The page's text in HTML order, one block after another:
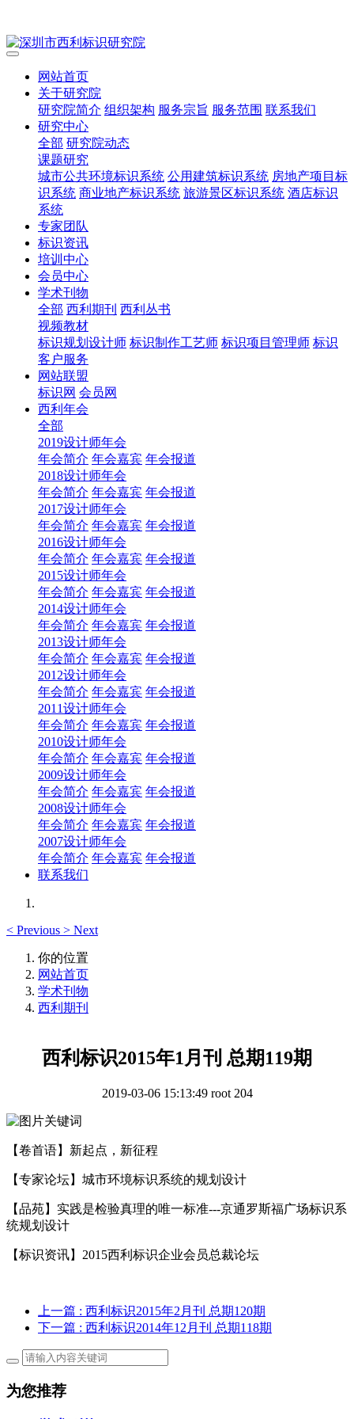
网站首页
关于研究院
研究院简介 组织架构 服务宗旨 服务范围 联系我们
研究中心
全部 研究院动态
课题研究
城市公共环境标识系统 公用建筑标识系统 房地产项目标
识系统 商业地产标识系统 旅游景区标识系统 酒店标识
系统
专家团队
标识资讯
培训中心
会员中心
学术刊物
全部 西利期刊 西利丛书
视频教材
标识规划设计师 标识制作工艺师 标识项目管理师 标识
客户服务
网站联盟
标识网 会员网
西利年会
全部
2019设计师年会
年会简介 年会嘉宾 年会报道
2018设计师年会
年会简介 年会嘉宾 年会报道
2017设计师年会
年会简介 年会嘉宾 年会报道
2016设计师年会
年会简介 年会嘉宾 年会报道
2015设计师年会
年会简介 年会嘉宾 年会报道
2014设计师年会
年会简介 年会嘉宾 年会报道
2013设计师年会
年会简介 年会嘉宾 年会报道
2012设计师年会
年会简介 年会嘉宾 年会报道
2011设计师年会
年会简介 年会嘉宾 年会报道
2010设计师年会
年会简介 年会嘉宾 年会报道
2009设计师年会
年会简介 年会嘉宾 年会报道
2008设计师年会
年会简介 年会嘉宾 年会报道
2007设计师年会
年会简介 年会嘉宾 年会报道
联系我们
< Previous > Next
你的位置
网站首页
学术刊物
西利期刊
西利标识2015年1月刊 总期119期
2019-03-06 15:13:49 root 204
【卷首语】新起点，新征程
【专家论坛】城市环境标识系统的规划设计
【品苑】实践是检验真理的唯一标准---京通罗斯福广场标识系
统规划设计
【标识资讯】2015西利标识企业会员总裁论坛
上一篇 : 西利标识2015年2月刊 总期120期
下一篇 : 西利标识2014年12月刊 总期118期
为您推荐